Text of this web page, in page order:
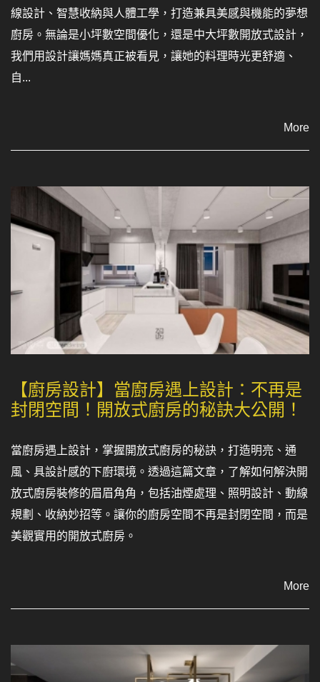
線設計、智慧收納與人體工學，打造兼具美感與機能的夢想
廚房。無論是小坪數空間優化，還是中大坪數開放式設計，
我們用設計讓媽媽真正被看見，讓她的料理時光更舒適、
自...
More
【廚房設計】當廚房遇上設計：不再是
封閉空間！開放式廚房的秘訣大公開！
當廚房遇上設計，掌握開放式廚房的秘訣，打造明亮、通
風、具設計感的下廚環境。透過這篇文章，了解如何解決開
放式廚房裝修的眉眉角角，包括油煙處理、照明設計、動線
規劃、收納妙招等。讓你的廚房空間不再是封閉空間，而是
美觀實用的開放式廚房。
More